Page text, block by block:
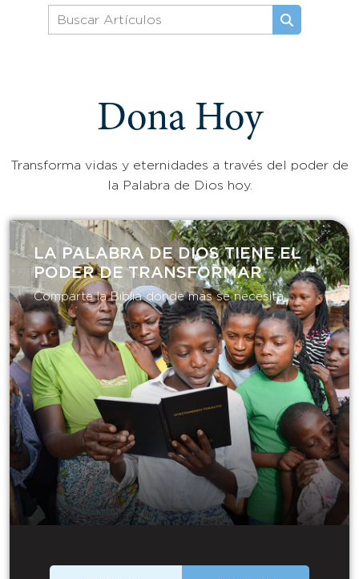
Dona Hoy
Transforma vidas y eternidades a través del poder de
la Palabra de Dios hoy.
LA PALABRA DE DIOS TIENE EL
PODER DE TRANSFORMAR​
Comparte la Biblia donde más se necesita.